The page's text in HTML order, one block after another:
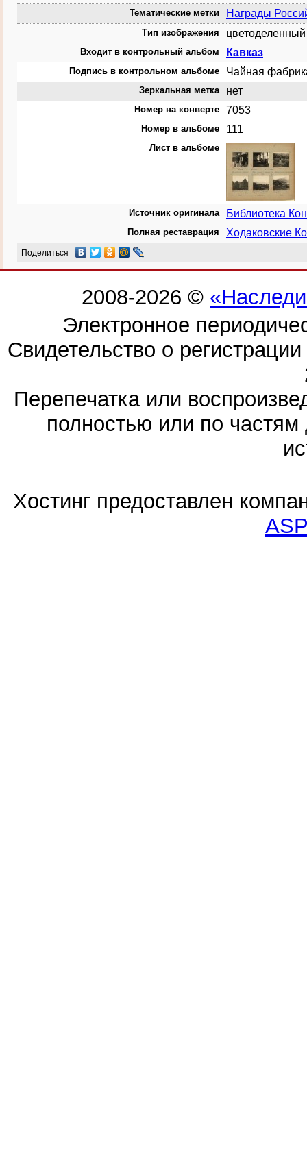
Тематические метки Награды
Тип изображения
Входит в контрольный альбом Кавказ
Подпись в контрольном альбоме Чайная
Зеркальная метка нет
Номер на конверте 7053
Номер в альбоме 111
Лист в альбоме
Источник оригинала Библиотека
Полная реставрация Ходаковские
Поделиться
2008-2026 ©
Электронное
Свидетельство о
Перепечатка или
полностью или по частям
Хостинг предоставлен